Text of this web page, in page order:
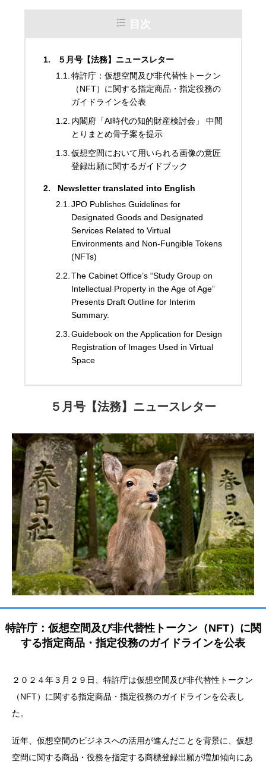
目次
５月号【法務】ニュースレター
特許庁：仮想空間及び非代替性トークン
（NFT）に関する指定商品・指定役務の
ガイドラインを公表
内閣府「AI時代の知的財産検討会」 中間
とりまとめ骨子案を提示
仮想空間において用いられる画像の意匠
登録出願に関するガイドブック
Newsletter translated into English
JPO Publishes Guidelines for
Designated Goods and Designated
Services Related to Virtual
Environments and Non-Fungible Tokens
(NFTs)
The Cabinet Office’s “Study Group on
Intellectual Property in the Age of Age”
Presents Draft Outline for Interim
Summary.
Guidebook on the Application for Design
Registration of Images Used in Virtual
Space
５月号【法務】ニュースレター
特許庁：仮想空間及び非代替性トークン（NFT）に関
する指定商品・指定役務のガイドラインを公表
２０２４年３月２９日、特許庁は仮想空間及び非代替性トークン
（NFT）に関する指定商品・指定役務のガイドラインを公表し
た。
近年、仮想空間のビジネスへの活用が進んだことを背景に、仮想
空間に関する商品・役務を指定する商標登録出願が増加傾向にあ